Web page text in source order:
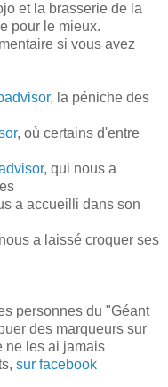
et la brasserie de la
pour le mieux.
si vous avez
, la péniche des
, où certains d'entre
, qui nous a
a accueilli dans son
a laissé croquer ses
personnes du "Géant
des marqueurs sur
ne les ai jamais
sur facebook